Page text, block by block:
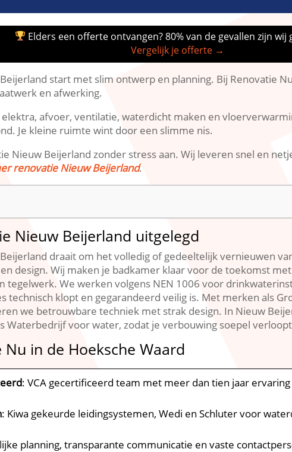
Elders een offerte ontvangen? 80% van de gevallen zijn wij
Vergelijk je offerte →
start met slim ontwerp en planning.​ Bij Renovatie
en afwerking.​
afvoer, ventilatie, waterdicht maken en
Je kleine ruimte wint door een slimme nis.​
Nieuw Beijerland zonder stress aan.​ Wij leveren snel en
renovatie Nieuw Beijerland.​
Nieuw Beijerland uitgelegd
draait om het volledig of gedeeltelijk vernieuwen
design.​ Wij maken je badkamer klaar voor de toekomst
We werken volgens NEN 1006 voor
technisch klopt en gegarandeerd veilig is.​ Met merken als
we betrouwbare techniek met strak design.​ In Nieuw
Waterbedrijf voor water, zodat je verbouwing soepel
in de Hoeksche Waard
: VCA gecertificeerd team met meer dan tien jaar
: Kiwa gekeurde leidingsystemen, Wedi en Schluter voor
planning, transparante communicatie en vaste